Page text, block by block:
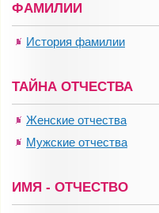
ФАМИЛИИ
История фамилии
ТАЙНА ОТЧЕСТВА
Женские отчества
Мужские отчества
ИМЯ - ОТЧЕСТВО